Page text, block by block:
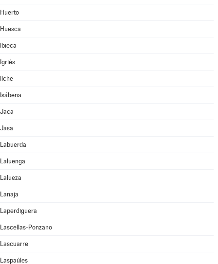
Huerto
Huesca
Ibieca
Igriés
Ilche
Isábena
Jaca
Jasa
Labuerda
Laluenga
Lalueza
Lanaja
Laperdiguera
Lascellas-Ponzano
Lascuarre
Laspaúles